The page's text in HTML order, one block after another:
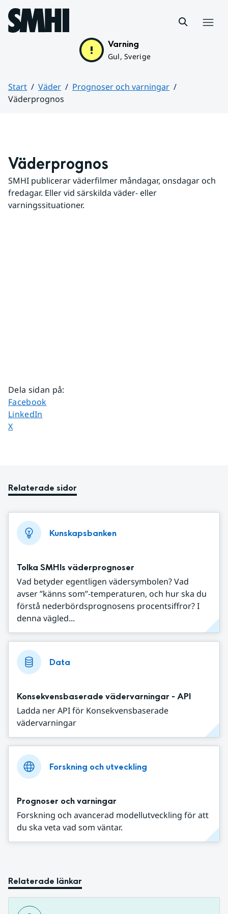
Hoppa till sidans innehåll
Varning
Gul, Sverige
Start Väder
Prognoser och varningar
Väderprognos
Väderprognos
SMHI publicerar väderfilmer måndagar, onsdagar och
fredagar. Eller vid särskilda väder- eller
varningssituationer.
Dela sidan på:
Dela sidan på
Facebook
Dela sidan på
LinkedIn
Dela sidan på
X
Relaterade sidor
Kunskapsbanken
Tolka SMHIs väderprognoser
Vad betyder egentligen vädersymbolen? Vad
avser ”känns som”-temperaturen, och hur ska du
förstå nederbördsprognosens procentsiffror? I
denna vägled...
Data
Konsekvensbaserade vädervarningar - API
Ladda ner API för Konsekvensbaserade
vädervarningar
Forskning och utveckling
Prognoser och varningar
Forskning och avancerad modellutveckling för att
du ska veta vad som väntar.
Relaterade länkar